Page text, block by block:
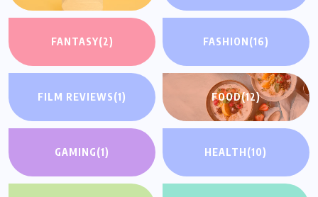
FANTASY(2) FASHION(16)
FILM REVIEWS(1) FOOD(12)
GAMING(1) HEALTH(10)